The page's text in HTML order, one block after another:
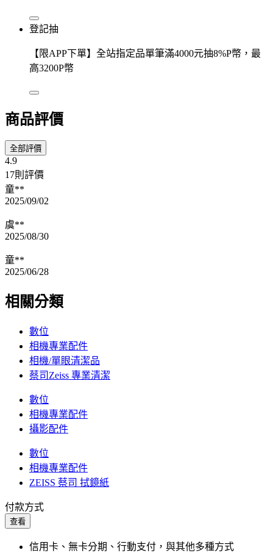
登記抽
【限APP下單】全站指定品單筆滿4000元抽8%P幣，最
高3200P幣
商品評價
全部評價
4.9
17則評價
童**
2025/09/02
虞**
2025/08/30
童**
2025/06/28
相關分類
數位
相機專業配件
相機/單眼清潔品
蔡司Zeiss 專業清潔
數位
相機專業配件
攝影配件
數位
相機專業配件
ZEISS 蔡司 拭鏡紙
付款方式
查看
信用卡、無卡分期、行動支付，與其他多種方式